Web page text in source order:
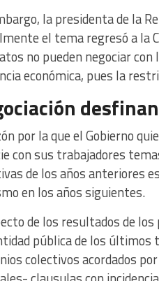
la presidenta de la
el tema regresó a la
no pueden negociar
económica, pues la
por la que el Gobierno
con sus trabajadores
de los años anteriores
en los años siguientes.
de los resultados de
pública de los últimos
colectivos acordados